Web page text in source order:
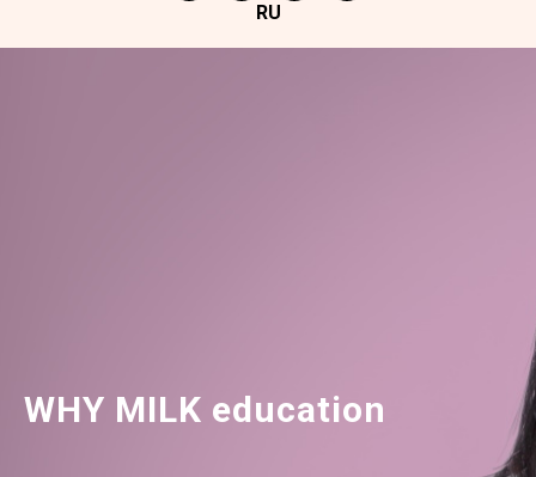
RU
WHY MILK education